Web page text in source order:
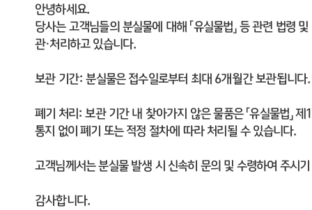
안녕하세요.
당사는 고객님들의 분실물에 대해 「유실물법」 등 관련 법령
관·처리하고 있습니다.
보관 기간: 분실물은 접수일로부터 최대 6개월간 보관됩니다.
폐기 처리: 보관 기간 내 찾아가지 않은 물품은 「유실물법」
통지 없이 폐기 또는 적정 절차에 따라 처리될 수 있습니다.
고객님께서는 분실물 발생 시 신속히 문의 및 수령하여 주시
감사합니다.